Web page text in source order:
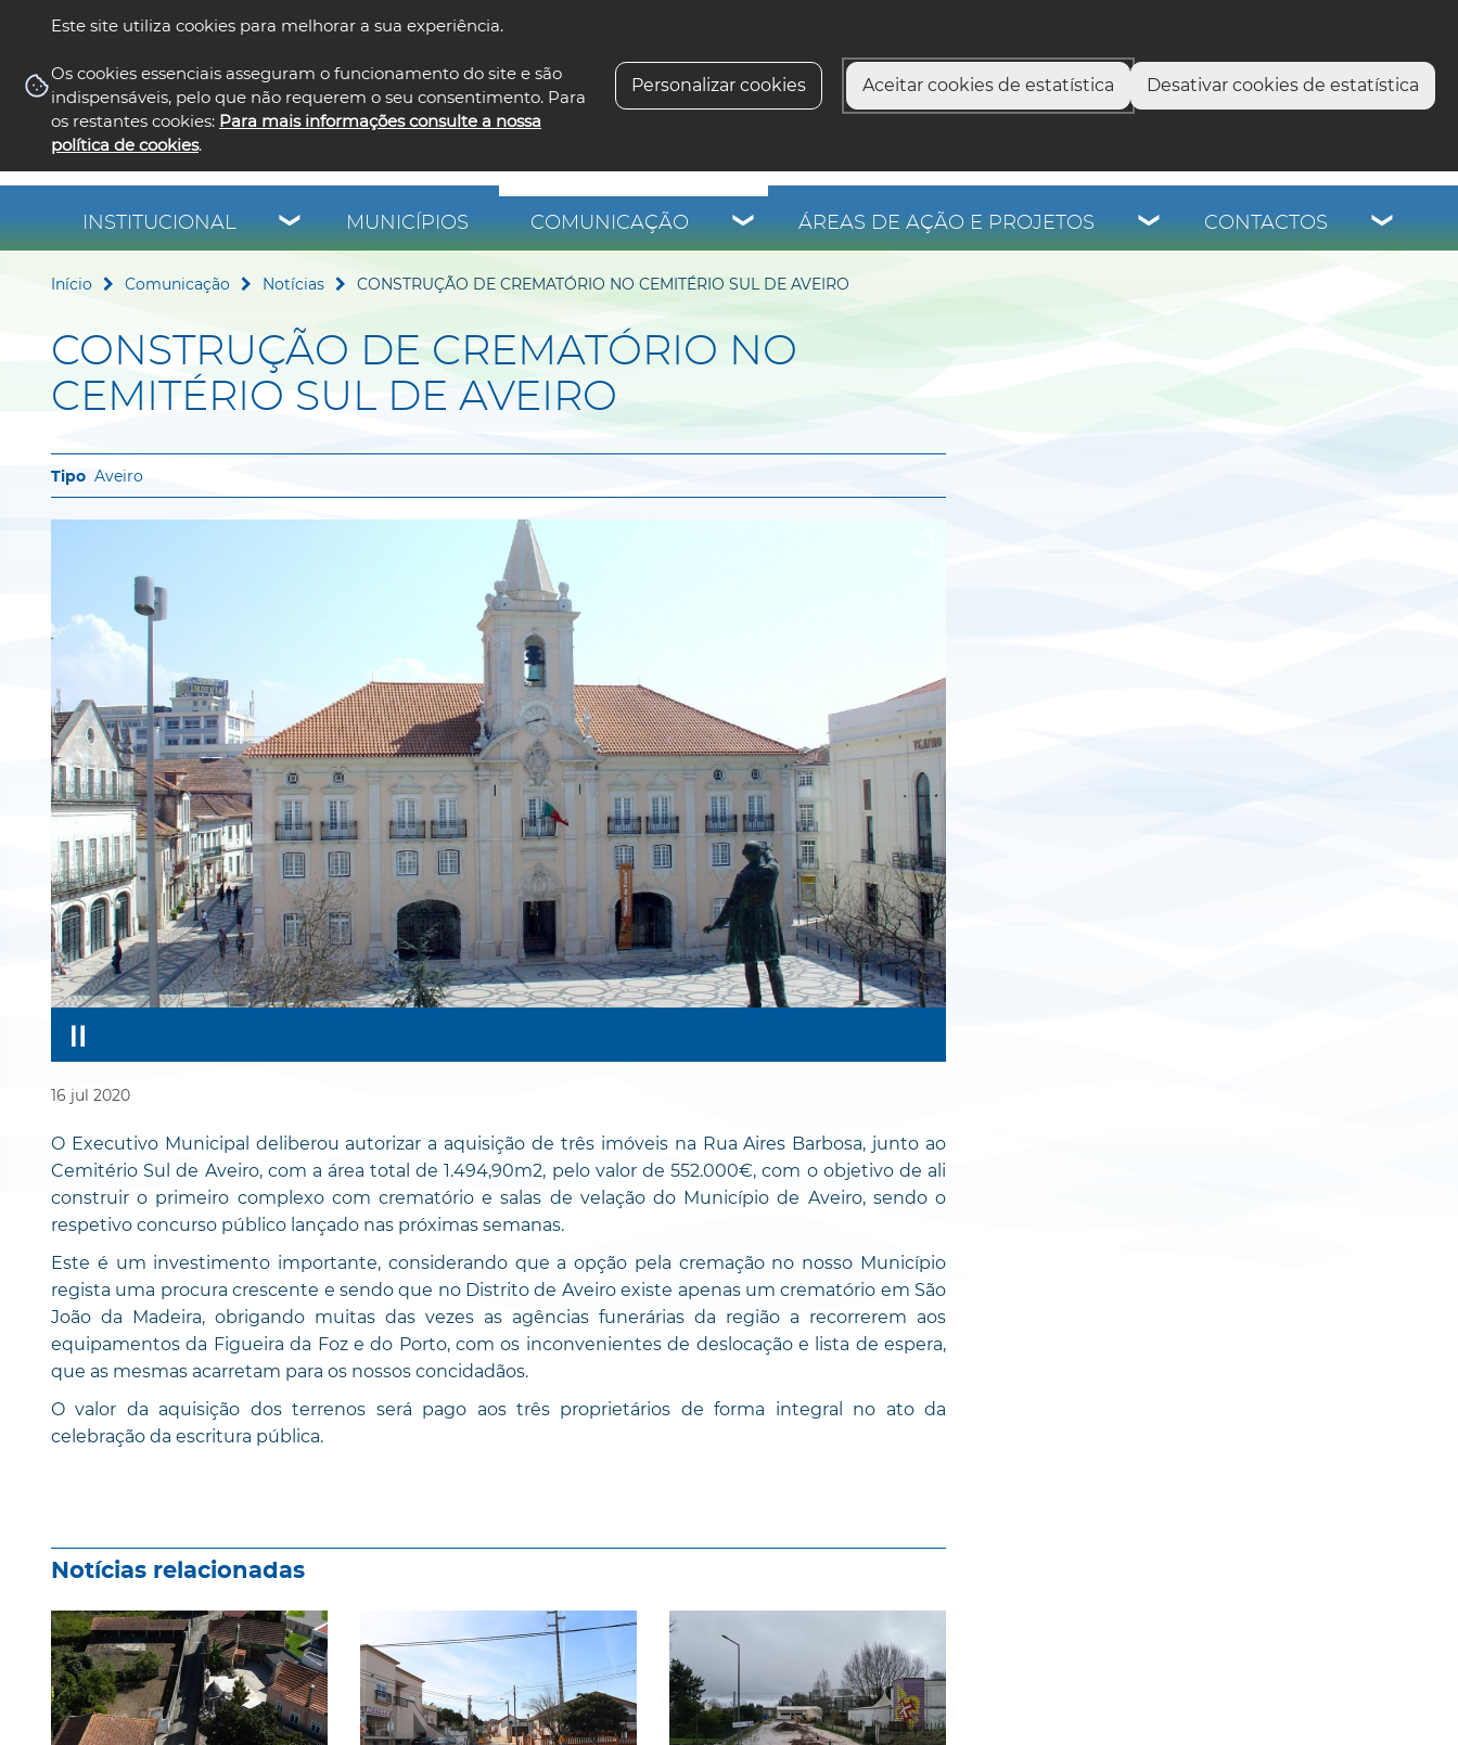
Este site utiliza cookies para melhorar a sua experiência.
Os cookies essenciais asseguram o funcionamento do site e são
indispensáveis, pelo que não requerem o seu consentimento. Para
os restantes cookies: Para mais informações consulte a nossa
política de cookies.
Personalizar cookies Aceitar cookies de estatística Desativar cookies de estatística
INSTITUCIONAL MUNICÍPIOS COMUNICAÇÃO ÁREAS DE AÇÃO E PROJETOS CONTACTOS
Início Comunicação Notícias CONSTRUÇÃO DE CREMATÓRIO NO CEMITÉRIO SUL DE AVEIRO
CONSTRUÇÃO DE CREMATÓRIO NO
CEMITÉRIO SUL DE AVEIRO
Aveiro
16 jul 2020
O Executivo Municipal deliberou autorizar a aquisição de três imóveis na Rua Aires Barbosa, junto ao
Cemitério Sul de Aveiro, com a área total de 1.494,90m2, pelo valor de 552.000€, com o objetivo de ali
construir o primeiro complexo com crematório e salas de velação do Município de Aveiro, sendo o
respetivo concurso público lançado nas próximas semanas.
Este é um investimento importante, considerando que a opção pela cremação no nosso Município
regista uma procura crescente e sendo que no Distrito de Aveiro existe apenas um crematório em São
João da Madeira, obrigando muitas das vezes as agências funerárias da região a recorrerem aos
equipamentos da Figueira da Foz e do Porto, com os inconvenientes de deslocação e lista de espera,
que as mesmas acarretam para os nossos concidadãos.
O valor da aquisição dos terrenos será pago aos três proprietários de forma integral no ato da
celebração da escritura pública.
Notícias relacionadas